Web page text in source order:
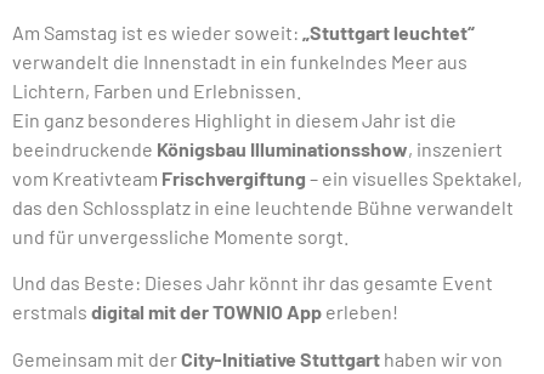
Am Samstag ist es wieder soweit: „Stuttgart leuchtet“
verwandelt die Innenstadt in ein funkelndes Meer aus
Lichtern, Farben und Erlebnissen.
Ein ganz besonderes Highlight in diesem Jahr ist die
beeindruckende Königsbau Illuminationsshow, inszeniert
vom Kreativteam Frischvergiftung – ein visuelles Spektakel,
das den Schlossplatz in eine leuchtende Bühne verwandelt
und für unvergessliche Momente sorgt.
Und das Beste: Dieses Jahr könnt ihr das gesamte Event
erstmals digital mit der TOWNIO App erleben!
Gemeinsam mit derCity-Initiative Stuttgart haben wir von